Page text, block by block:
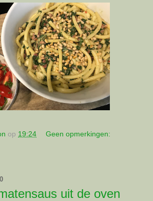
op 19:24 Geen opmerkingen:
uit de oven